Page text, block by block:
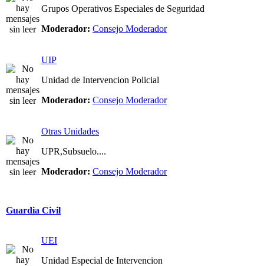
Grupos Operativos Especiales de Seguridad
Moderador: Consejo Moderador
UIP
Unidad de Intervencion Policial
Moderador: Consejo Moderador
Otras Unidades
UPR,Subsuelo....
Moderador: Consejo Moderador
Guardia Civil
UEI
Unidad Especial de Intervencion